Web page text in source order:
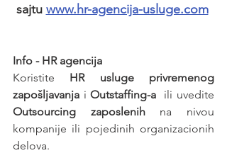
sajtu www.hr-agencija-usluge.com
Info - HR agencija
Koristite HR usluge privremenog
zapošljavanja i Outstaffing-a
Outsourcing zaposlenih na nivou
kompanije ili pojedinih organizacionih
delova.